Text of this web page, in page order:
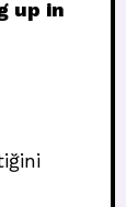
up in